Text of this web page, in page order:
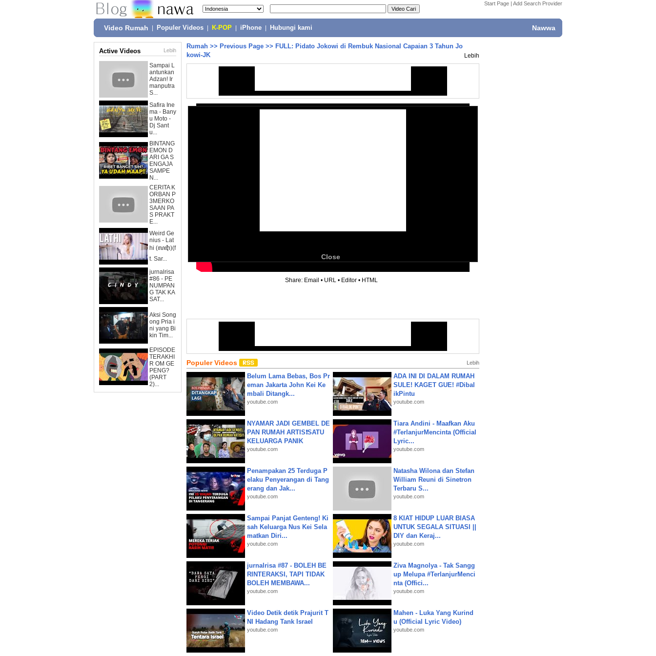
Start Page | Add Search Provider
Video Rumah Populer Videos K-POP iPhone Hubungi kami Nawwa
Active Videos Lebih
Sampai L
antunkan
Adzan! Ir
manputra
S...
Safira Ine
ma - Bany
u Moto -
Dj Sant
u...
BINTANG
EMON D
ARI GA S
ENGAJA
SAMPE
N...
CERITA K
ORBAN P
3MERKO
SAAN PA
S PRAKT
E...
Weird Ge
nius - Lat
hi (ꦭꦛꦶ)(f
t. Sar...
jurnalrisa
#86 - PE
NUMPAN
G TAK KA
SAT...
Aksi Song
ong Pria i
ni yang Bi
kin Tim...
EPISODE
TERAKHI
R OM GE
PENG?
(PART
2)...
Rumah >> Previous Page >> FULL: Pidato Jokowi di Rembuk Nasional Capaian 3 Tahun Jo
kowi-JK
Lebih
Close
Share: Email • URL • Editor • HTML
Populer Videos Lebih
Belum Lama Bebas, Bos Pr
eman Jakarta John Kei Ke
mbali Ditangk...
youtube.com
ADA INI DI DALAM RUMAH
SULE! KAGET GUE! #Dibal
ikPintu
youtube.com
NYAMAR JADI GEMBEL DE
PAN RUMAH ARTIS❗SATU
KELUARGA PANIK
youtube.com
Tiara Andini - Maafkan Aku
#TerlanjurMencinta (Official
Lyric...
youtube.com
Penampakan 25 Terduga P
elaku Penyerangan di Tang
erang dan Jak...
youtube.com
Natasha Wilona dan Stefan
William Reuni di Sinetron
Terbaru S...
youtube.com
Sampai Panjat Genteng! Ki
sah Keluarga Nus Kei Sela
matkan Diri...
youtube.com
8 KIAT HIDUP LUAR BIASA
UNTUK SEGALA SITUASI ||
DIY dan Keraj...
youtube.com
jurnalrisa #87 - BOLEH BE
RINTERAKSI, TAPI TIDAK
BOLEH MEMBAWA...
youtube.com
Ziva Magnolya - Tak Sangg
up Melupa #TerlanjurMenci
nta (Offici...
youtube.com
Video Detik detik Prajurit T
NI Hadang Tank Israel
youtube.com
Mahen - Luka Yang Kurind
u (Official Lyric Video)
youtube.com